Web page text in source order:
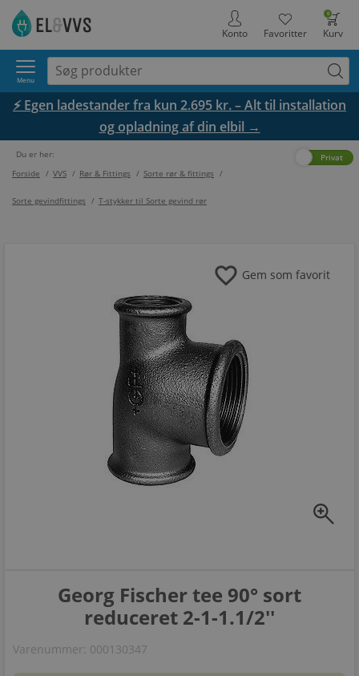
0
Kurv
Favoritter
Konto
Menu
⚡ Egen ladestander fra kun 2.695 kr. – Alt til installation
og opladning af din elbil →
Du er her:
Forside / VVS / Rør & Fittings / Sorte rør & fittings /
Sorte gevindfittings / T-stykker til Sorte gevind rør
Privat
zoom_in
favorite Gem som favorit
Georg Fischer tee 90° sort
reduceret 2-1-1.1/2''
Varenummer: 000130347